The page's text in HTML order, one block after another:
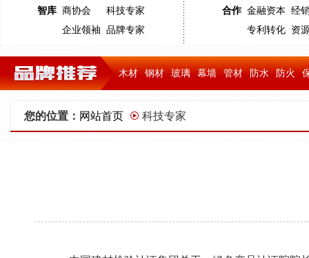
智库 商协会
科技专家
企业领袖 品牌专家
合作 金融资本 经
专利转化 资
木材 钢材 玻璃 幕墙 管材 防水 防火
您的位置： 网站首页 科技专家